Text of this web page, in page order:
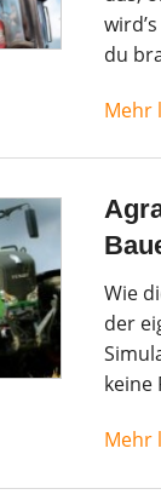
du
Mehr
Wie
der
keine
Mehr